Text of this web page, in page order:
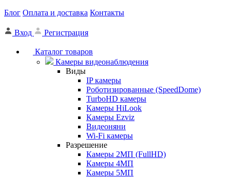
Блог Оплата и доставка Контакты
Вход Регистрация
Каталог товаров
Камеры видеонаблюдения
Виды
IP камеры
Роботизированные (SpeedDome)
TurboHD камеры
Камеры HiLook
Камеры Ezviz
Видеоняни
Wi-Fi камеры
Разрешение
Камеры 2МП (FullHD)
Камеры 4МП
Камеры 5МП